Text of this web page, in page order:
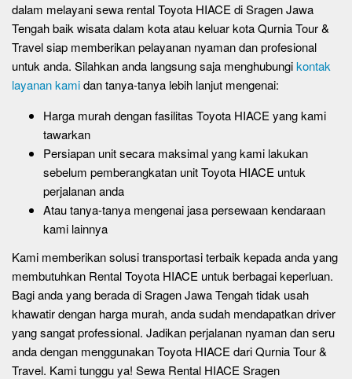
dalam melayani sewa rental Toyota HIACE di Sragen Jawa
Tengah baik wisata dalam kota atau keluar kota Qurnia Tour &
Travel siap memberikan pelayanan nyaman dan profesional
untuk anda. Silahkan anda langsung saja menghubungikontak
layanan kamidan tanya-tanya lebih lanjut mengenai:
Harga murah dengan fasilitas Toyota HIACE yang kami
tawarkan
Persiapan unit secara maksimal yang kami lakukan
sebelum pemberangkatan unit Toyota HIACE untuk
perjalanan anda
Atau tanya-tanya mengenai jasa persewaan kendaraan
kami lainnya
Kami memberikan solusi transportasi terbaik kepada anda yang
membutuhkan Rental Toyota HIACE untuk berbagai keperluan.
Bagi anda yang berada di Sragen Jawa Tengah tidak usah
khawatir dengan harga murah, anda sudah mendapatkan driver
yang sangat professional. Jadikan perjalanan nyaman dan seru
anda dengan menggunakan Toyota HIACE dari Qurnia Tour &
Travel. Kami tunggu ya! Sewa Rental HIACE Sragen